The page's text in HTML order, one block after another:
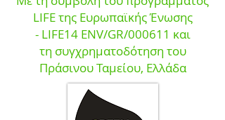
LIFE της Ευρωπαϊκής Ένωσης
- LIFE14 ENV/GR/000611 και
τη συγχρηματοδότηση του
Πράσινου Ταμείου, Ελλάδα